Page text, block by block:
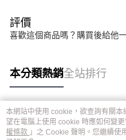
評價
喜歡這個商品嗎？購買後給他
本分類熱銷全站排行
熱門標籤
本網站中使用 cookie，欲查詢有關
望在電腦上使用 cookie 時應如何變
權條款 」之 Cookie 聲明。您繼續使